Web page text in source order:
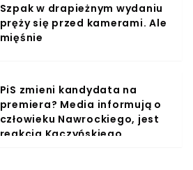
Szpak w drapieżnym wydaniu
pręży się przed kamerami. Ale
mięśnie
PiS zmieni kandydata na
premiera? Media informują o
człowieku Nawrockiego, jest
reakcja Kaczyńskiego